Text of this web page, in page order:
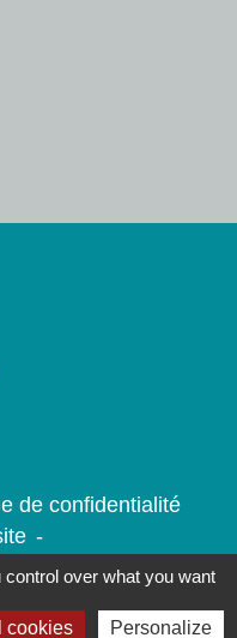
de confidentialité
-
des Communes
over what you want
cookies Personalize